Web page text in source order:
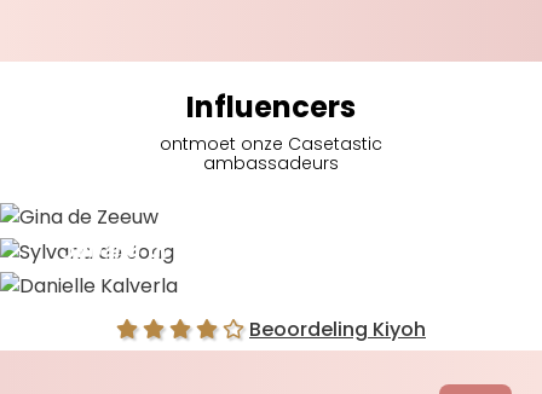
Influencers
ontmoet onze Casetastic
ambassadeurs
Sylvana de Jong
Beoordeling Kiyoh